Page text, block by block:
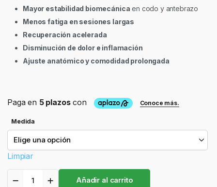
Mayor estabilidad biomecánica en codo y antebrazo
Menos fatiga en sesiones largas
Recuperación acelerada
Disminución de dolor e inflamación
Ajuste anatómico y comodidad prolongada
Medida
Limpiar
Biomecánico
Añadir al carrito